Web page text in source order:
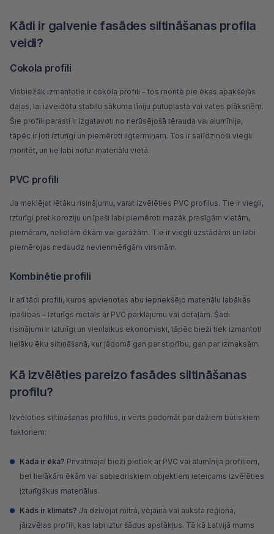
Kādi ir galvenie fasādes siltināšanas profila
veidi?
Cokola profili
Visbiežāk izmantotie ir cokola profili – tos montē pie ēkas apakšējās
daļas, lai izveidotu stabilu sākuma līniju putuplasta vai vates plāksnēm.
Šie profili parasti ir izgatavoti no nerūsējošā tērauda vai alumīnija,
tāpēc ir ļoti izturīgi un piemēroti ilgtermiņam. Tos ir salīdzinoši viegli
montēt, un tie labi notur materiālu vietā.
PVC profili
Ja meklējat lētāku risinājumu, varat izvēlēties PVC profilus. Tie ir viegli,
izturīgi pret koroziju un īpaši labi piemēroti mazāk prasīgām vietām,
piemēram, nelielām ēkām vai garāžām. Tie ir viegli uzstādāmi un labi
piemērojas nedaudz nevienmērīgām virsmām.
Kombinētie profili
Ir arī tādi profili, kuros apvienotas abu iepriekšējo materiālu labākās
īpašības – izturīgs metāls ar PVC pārklājumu vai detaļām. Šādi
risinājumi ir izturīgi un vienlaikus ekonomiski, tāpēc bieži tiek izmantoti
lielāku ēku siltināšanā, kur jādomā gan par stiprību, gan par izmaksām.
Kā izvēlēties pareizo fasādes siltināšanas
profilu?
Izvēloties siltināšanas profilus, ir vērts padomāt par dažiem būtiskiem
faktoriem:
Kāda ir ēka? Privātmājai bieži pietiek ar PVC vai alumīnija profiliem,
bet lielākām ēkām vai sabiedriskiem objektiem ieteicams izvēlēties
izturīgākus materiālus.
Kāds ir klimats? Ja dzīvojat mitrā, vējainā vai aukstā reģionā,
jāizvēlas profili, kas labi iztur šādus apstākļus. Tā kā Latvijā mums